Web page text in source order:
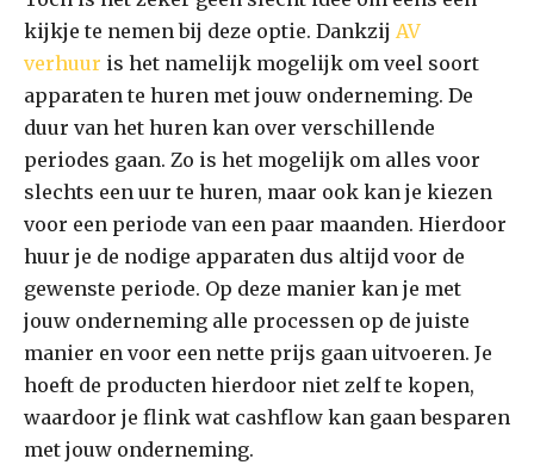
kijkje te nemen bij deze optie. Dankzij AV
verhuur is het namelijk mogelijk om veel soort
apparaten te huren met jouw onderneming. De
duur van het huren kan over verschillende
periodes gaan. Zo is het mogelijk om alles voor
slechts een uur te huren, maar ook kan je kiezen
voor een periode van een paar maanden. Hierdoor
huur je de nodige apparaten dus altijd voor de
gewenste periode. Op deze manier kan je met
jouw onderneming alle processen op de juiste
manier en voor een nette prijs gaan uitvoeren. Je
hoeft de producten hierdoor niet zelf te kopen,
waardoor je flink wat cashflow kan gaan besparen
met jouw onderneming.